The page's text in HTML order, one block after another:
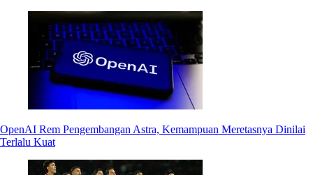
OpenAI Rem Pengembangan Astra, Kemampuan Meretasnya Dinilai
Terlalu Kuat